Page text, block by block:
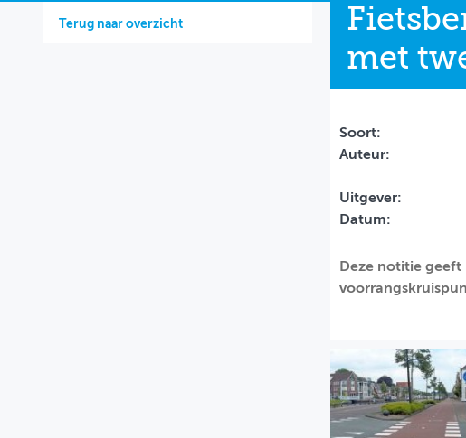
BIJEENKOMSTEN
Terug naar overzicht
met
Soort:
Auteur:
Uitgever:
Datum:
Deze notitie